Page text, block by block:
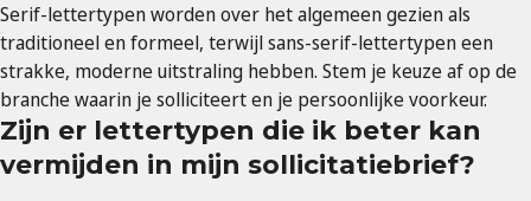
Serif-lettertypen worden over het algemeen gezien als
traditioneel en formeel, terwijl sans-serif-lettertypen een
strakke, moderne uitstraling hebben. Stem je keuze af op de
branche waarin je solliciteert en je persoonlijke voorkeur.
Zijn er lettertypen die ik beter kan
vermijden in mijn sollicitatiebrief?